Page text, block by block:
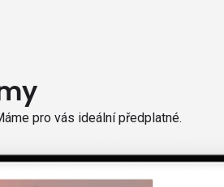
pro vás ideální předplatné.